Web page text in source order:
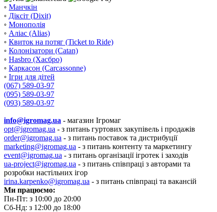
◦ Манчкін
◦ Діксіт (Dixit)
◦ Монополія
◦ Аліас (Alias)
◦ Квиток на потяг (Ticket to Ride)
◦ Колонізатори (Catan)
◦ Hasbro (Хасбро)
◦ Каркасон (Carcassonne)
◦ Ігри для дітей
(067) 589-03-97
(095) 589-03-97
(093) 589-03-97
info@igromag.ua - магазин Ігромаг
opt@igromag.ua - з питань гуртових закупівель і продажів
order@igromag.ua - з питань поставок та дистрибуції
marketing@igromag.ua - з питань контенту та маркетингу
event@igromag.ua - з питань організації ігротек і заходів
ua-project@igromag.ua - з питань співпраці з авторами та
розробки настільних ігор
irina.karpenko@igromag.ua - з питань співпраці та вакансій
Ми працюємо:
Пн-Пт: з 10:00 до 20:00
Сб-Нд: з 12:00 до 18:00